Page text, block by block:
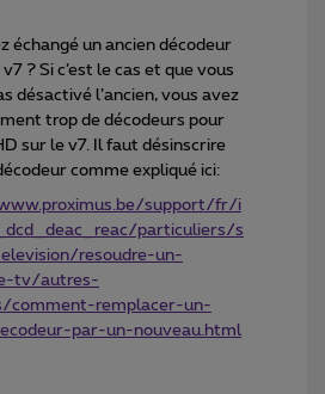
échangé un ancien décodeur
? Si c’est le cas et que vous
désactivé l’ancien, vous avez
trop de décodeurs pour
sur le v7. Il faut désinscrire
comme expliqué ici:
support/fr/i
particuliers/s
resoudre-un-
tv/autres-
comment-remplacer-un-
par-un-nouveau.html